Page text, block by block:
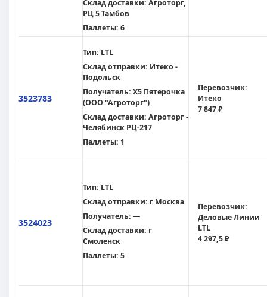
Склад доставки: Агроторг,
РЦ 5 Тамбов
Паллеты: 6
3523783
Тип: LTL
Склад отправки: Итеко -
Подольск
Получатель: X5 Пятерочка
(ООО "Агроторг")
Склад доставки: Агроторг -
Челябинск РЦ-217
Паллеты: 1
Перевозчик:
Итеко
7 847 ₽
3524023
Тип: LTL
Склад отправки: г Москва
Получатель: —
Склад доставки: г
Смоленск
Паллеты: 5
Перевозчик:
Деловые Линии
LTL
4 297,5 ₽